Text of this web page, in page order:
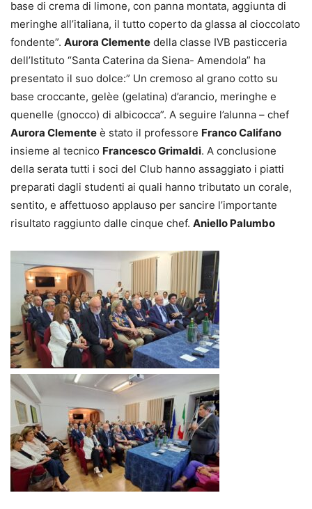
base di crema di limone, con panna montata, aggiunta di
meringhe all’italiana, il tutto coperto da glassa al cioccolato
fondente”. Aurora Clemente della classe IVB pasticceria
dell’Istituto “Santa Caterina da Siena- Amendola” ha
presentato il suo dolce:” Un cremoso al grano cotto su
base croccante, gelèe (gelatina) d’arancio, meringhe e
quenelle (gnocco) di albicocca”. A seguire l’alunna – chef
Aurora Clemente è stato il professore Franco Califano
insieme al tecnico Francesco Grimaldi. A conclusione
della serata tutti i soci del Club hanno assaggiato i piatti
preparati dagli studenti ai quali hanno tributato un corale,
sentito, e affettuoso applauso per sancire l’importante
risultato raggiunto dalle cinque chef. Aniello Palumbo